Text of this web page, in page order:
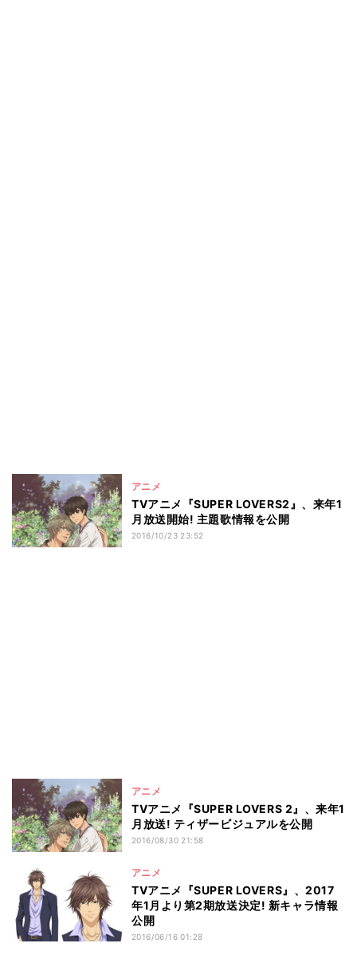
アニメ
TVアニメ『SUPER LOVERS2』、来年1
月放送開始! 主題歌情報を公開
2016/10/23 23:52
アニメ
TVアニメ『SUPER LOVERS 2』、来年1
月放送! ティザービジュアルを公開
2016/08/30 21:58
アニメ
TVアニメ『SUPER LOVERS』、2017
年1月より第2期放送決定! 新キャラ情報
公開
2016/06/16 01:28